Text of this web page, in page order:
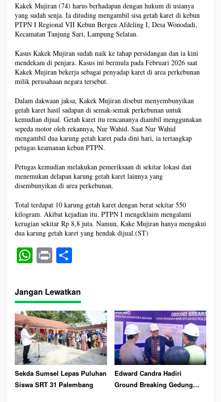
Kakek Mujiran (74) harus berhadapan dengan hukum di usianya
yang sudah senja. Ia dituding mengambil sisa getah karet di kebun
PTPN I Regional VII Kebun Bergen Afdeling I, Desa Wonodadi,
Kecamatan Tanjung Sari, Lampung Selatan.
Kasus Kakek Mujiran sudah naik ke tahap persidangan dan ia kini
mendekam di penjara. Kasus ini bermula pada Februari 2026 saat
Kakek Mujiran bekerja sebagai penyadap karet di area perkebunan
milik perusahaan negara tersebut.
Dalam dakwaan jaksa, Kakek Mujiran disebut menyembunyikan
getah karet hasil sadapan di semak-semak perkebunan untuk
kemudian dijual. Getah karet itu rencananya diambil menggunakan
sepeda motor oleh rekannya, Nur Wahid. Saat Nur Wahid
mengambil dua karung getah karet pada dini hari, ia tertangkap
petugas keamanan kebun PTPN.
Petugas kemudian melakukan pemeriksaan di sekitar lokasi dan
menemukan delapan karung getah karet lainnya yang
disembunyikan di area perkebunan.
Total terdapat 10 karung getah karet dengan berat sekitar 550
kilogram. Akibat kejadian itu, PTPN I mengeklaim mengalami
kerugian sekitar Rp 8,8 juta. Namun, Kake Mujiran hanya mengakui
dua karung getah karet yang hendak dijual.(ST)
W
ts
A
pp
Pr
t re
Jangan Lewatkan
Sekda Sumsel Lepas Puluhan
Siswa SRT 31 Palembang
Edward Candra Hadiri
Ground Breaking Gedung